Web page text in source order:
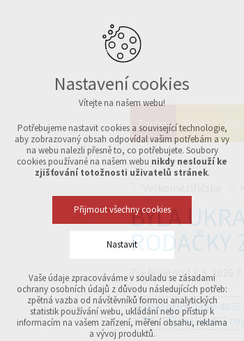
Zprávy Sport
BYLA
RODAČKY
Zveřejněno 13. 5. 2026
Nastavení cookies
Vítejte na našem webu!
Potřebujeme nastavit cookies a související technologie,
aby zobrazovaný obsah odpovídal vašim potřebám a vy
na webu nalezli přesně to, co potřebujete. Soubory
cookies používané na našem webu nikdy neslouží ke
zjišťování totožnosti uživatelů stránek.
Přijmout všechny cookies
Nastavit
Technická cookies
nutná pro provozování webu
udržení kontextu stránek (session): případná
přihlášení, volby jazyka, apod.
Vaše údaje zpracováváme v souladu se zásadami
ochrany osobních údajů z důvodu následujících potřeb:
zpětná vazba od návštěvníků formou analytických
statistik používání webu, ukládání nebo přístup k
informacím na vašem zařízení, měření obsahu, reklama
a vývoj produktů.